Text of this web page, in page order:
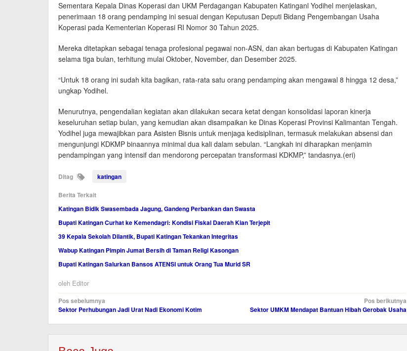
Sementara Kepala Dinas Koperasi dan UKM Perdagangan Kabupaten Katinganl Yodihel menjelaskan,
penerimaan 18 orang pendamping ini sesuai dengan Keputusan Deputi Bidang Pengembangan Usaha
Koperasi pada Kementerian Koperasi RI Nomor 30 Tahun 2025.
Mereka ditetapkan sebagai tenaga profesional pegawai non-ASN, dan akan bertugas di Kabupaten Katingan
selama tiga bulan, terhitung mulai Oktober, November, dan Desember 2025.
“Untuk 18 orang ini sudah kita bagikan, rata-rata satu orang pendamping akan mengawal 8 hingga 12 desa,”
ungkap Yodihel.
Menurutnya, pengendalian kegiatan akan dilakukan secara ketat dengan konsolidasi laporan kinerja
keseluruhan setiap bulan, yang kemudian akan disampaikan ke Dinas Koperasi Provinsi Kalimantan Tengah.
Yodihel juga mewajibkan para Asisten Bisnis untuk menjaga kedisiplinan, termasuk melakukan absensi dan
mengunjungi KDKMP binaannya minimal dua kali dalam sebulan. “Langkah ini diharapkan menjamin
pendampingan yang intensif dan mendorong percepatan transformasi KDKMP,” tandasnya.(eri)
Ditag katingan
Berita Terkait
Katingan Bidik Swasembada Jagung, Gandeng Perbankan dan Swasta
Bupati Katingan Curhat ke Kemendagri: Kondisi Fiskal Daerah Kian Terjepit
39 Kepala Sekolah Dilantik, Bupati Katingan Tekankan Integritas
Wabup Katingan Pimpin Jumat Bersih di Taman Religi Kasongan
Bupati Katingan Salurkan Bansos ATENSI untuk Orang Tua Murid SR
oleh Editor
Navigasi
pos
Pos sebelumnya
Sektor Perhubungan Jadi Urat Nadi Ekonomi Kotim
Pos berikutnya
Sektor UMKM Mendapat Bantuan Hibah Gerobak Usaha